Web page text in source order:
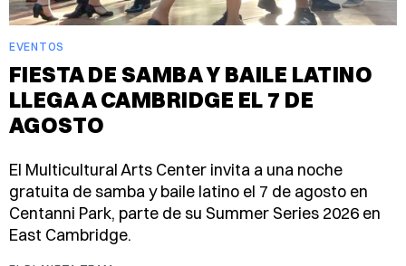
EVENTOS
FIESTA DE SAMBA Y BAILE LATINO
LLEGA A CAMBRIDGE EL 7 DE
AGOSTO
El Multicultural Arts Center invita a una noche
gratuita de samba y baile latino el 7 de agosto en
Centanni Park, parte de su Summer Series 2026 en
East Cambridge.